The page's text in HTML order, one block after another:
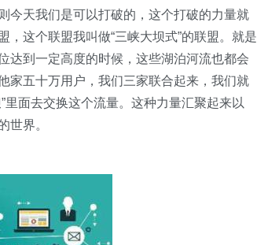
今天我们是可以打破的，这个打破的力量就
这个联盟我叫做“三峡大坝式”的联盟。就是
达到一定高度的时候，这些湖泊河流也都会
家五十万用户，我们三家联合起来，我们就
面去交换这个流量。这种力量汇聚起来以
世界。